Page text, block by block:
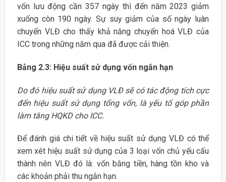
vốn lưu động cần 357 ngày thì đến năm 2023 giảm
xuống còn 190 ngày. Sự suy giảm của số ngày luân
chuyển VLĐ cho thấy khả năng chuyển hoá VLĐ của
ICC trong những năm qua đã được cải thiện.
Bảng 2.3: Hiệu suất sử dụng vốn ngắn hạn
Do đó hiệu suất sử dụng VLĐ sẽ có tác động tích cực
đến hiệu suất sử dụng tổng vốn, là yếu tố góp phần
làm tăng HQKD cho ICC.
Để đánh giá chi tiết về hiệu suất sử dụng VLĐ có thể
xem xét hiệu suất sử dụng của 3 loại vốn chủ yếu cấu
thành nên VLĐ đó là: vốn bằng tiền, hàng tồn kho và
các khoản phải thu ngắn hạn.